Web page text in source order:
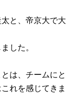
と、帝京大で大
した。
とは、チームにと
れを感じてきま